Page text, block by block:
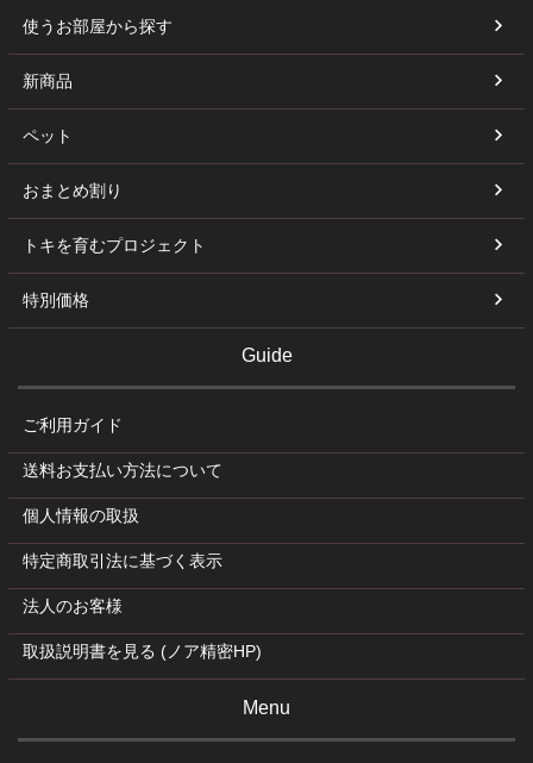
使うお部屋から探す
新商品
ペット
おまとめ割り
トキを育むプロジェクト
特別価格
Guide
ご利用ガイド
送料お支払い方法について
個人情報の取扱
特定商取引法に基づく表示
法人のお客様
取扱説明書を見る (ノア精密HP)
Menu